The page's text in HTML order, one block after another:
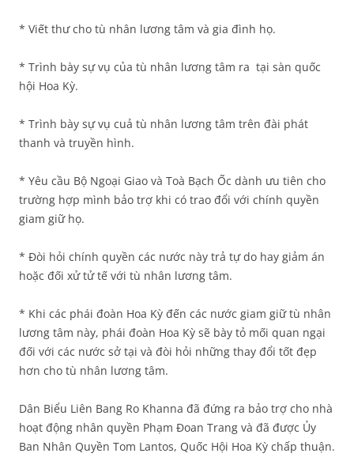
* Viết thư cho tù nhân lương tâm và gia đình họ.
* Trình bày sự vụ của tù nhân lương tâm ra tại sàn quốc
hội Hoa Kỳ.
* Trình bày sự vụ cuả tù nhân lương tâm trên đài phát
thanh và truyền hình.
* Yêu cầu Bộ Ngoại Giao và Toà Bạch Ốc dành ưu tiên cho
trường hợp mình bảo trợ khi có trao đổi với chính quyền
giam giữ họ.
* Đòi hỏi chính quyền các nước này trả tự do hay giảm án
hoặc đối xử tử tế với tù nhân lương tâm.
* Khi các phái đoàn Hoa Kỳ đến các nước giam giữ tù nhân
lương tâm này, phái đoàn Hoa Kỳ sẽ bày tỏ mối quan ngại
đối với các nước sở tại và đòi hỏi những thay đổi tốt đẹp
hơn cho tù nhân lương tâm.
Dân Biểu Liên Bang Ro Khanna đã đứng ra bảo trợ cho nhà
hoạt động nhân quyền Phạm Đoan Trang và đã được Ủy
Ban Nhân Quyền Tom Lantos, Quốc Hội Hoa Kỳ chấp thuận.